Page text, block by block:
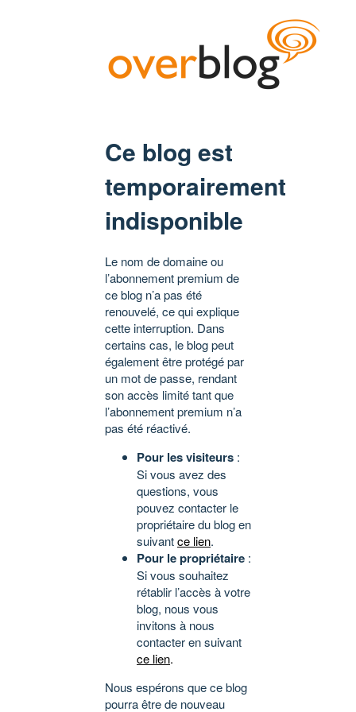
Ce blog est
temporairement
indisponible
Le nom de domaine ou
l’abonnement premium de
ce blog n’a pas été
renouvelé, ce qui explique
cette interruption. Dans
certains cas, le blog peut
également être protégé par
un mot de passe, rendant
son accès limité tant que
l’abonnement premium n’a
pas été réactivé.
Pour les visiteurs :
Si vous avez des
questions, vous
pouvez contacter le
propriétaire du blog en
suivantce lien.
Pour le propriétaire :
Si vous souhaitez
rétablir l’accès à votre
blog, nous vous
invitons à nous
contacter en suivant
ce lien.
Nous espérons que ce blog
pourra être de nouveau